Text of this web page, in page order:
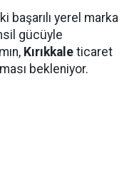
başarılı yerel marka
gücüyle
Kırıkkale ticaret
bekleniyor.